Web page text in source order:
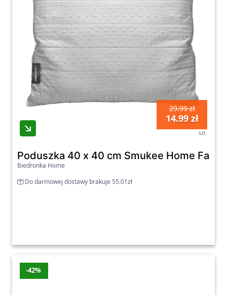
29.99 zł
14.99 zł
szt
Poduszka 40 x 40 cm Smukee Home
Biedronka Home
Do darmowej dostawy brakuje 55.01zł
-42%